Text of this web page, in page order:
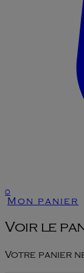
0
Mon panier
Voir le
Votre panier